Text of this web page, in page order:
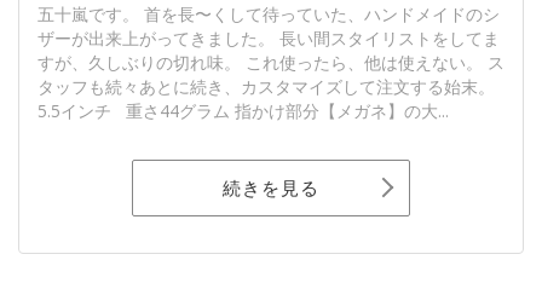
五十嵐です。 首を長〜くして待っていた、ハンドメイドのシ
ザーが出来上がってきました。 長い間スタイリストをしてま
すが、久しぶりの切れ味。 これ使ったら、他は使えない。 ス
タッフも続々あとに続き、カスタマイズして注文する始末。
5.5インチ 重さ44グラム 指かけ部分【メガネ】の大...
続きを見る